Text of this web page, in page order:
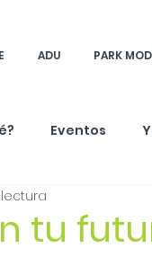
ADU PARK
Eventos
tu